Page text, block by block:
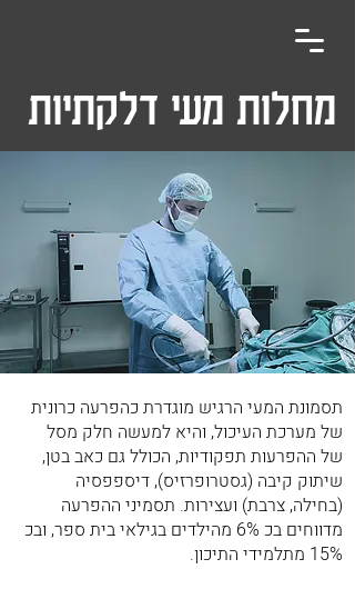
מחלות מעי דלקתיות
תסמונת המעי הרגיש מוגדרת כהפרעה כרונית
של מערכת העיכול, והיא למעשה חלק מסל
של ההפרעות תפקודיות, הכולל גם כאב בטן,
שיתוק קיבה (גסטרופרזיס), דיספפסיה
(בחילה, צרבת) ועצירות. תסמיני ההפרעה
מדווחים בכ 6% מהילדים בגילאי בית ספר, ובכ
15% מתלמידי התיכון.